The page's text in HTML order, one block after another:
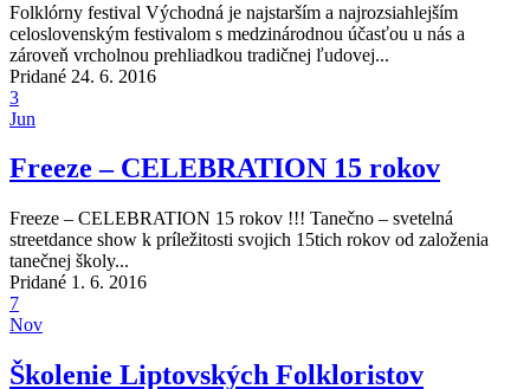
Folklórny festival Východná je najstarším a najrozsiahlejším
celoslovenským festivalom s medzinárodnou účasťou u nás a
zároveň vrcholnou prehliadkou tradičnej ľudovej...
Pridané 24. 6. 2016
3
Jun
Freeze – CELEBRATION 15 rokov
Freeze – CELEBRATION 15 rokov !!! Tanečno – svetelná
streetdance show k príležitosti svojich 15tich rokov od založenia
tanečnej školy...
Pridané 1. 6. 2016
7
Nov
Školenie Liptovských Folkloristov